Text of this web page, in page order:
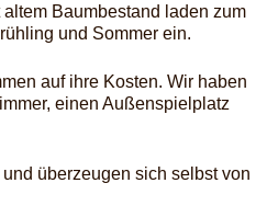
Baumbestand laden zum
und Sommer ein.
auf ihre Kosten. Wir haben
einen Außenspielplatz
überzeugen sich selbst von